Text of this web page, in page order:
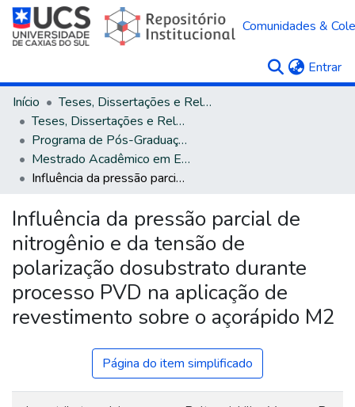
Comunidades &
Entrar
Início
Teses, Dissertações e Relatórios
Teses, Dissertações e Relatórios defendidos na UCS
Programa de Pós-Graduação em Engenharia de Processos e Tecnologias
Mestrado Acadêmico em Engenharia de Processos e Tecnologias
Influência da pressão parcial de nitrogênio e da tensão de polarização dosubstrato durante processo PVD na aplicação de revestimento sobre o açorápido M2
Influência da pressão parcial de
nitrogênio e da tensão de
polarização dosubstrato durante
processo PVD na aplicação de
revestimento sobre o açorápido M2
Página do item simplificado